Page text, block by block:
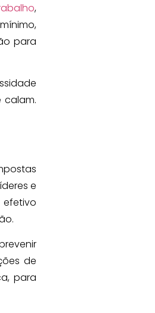
,
para
e
de
para